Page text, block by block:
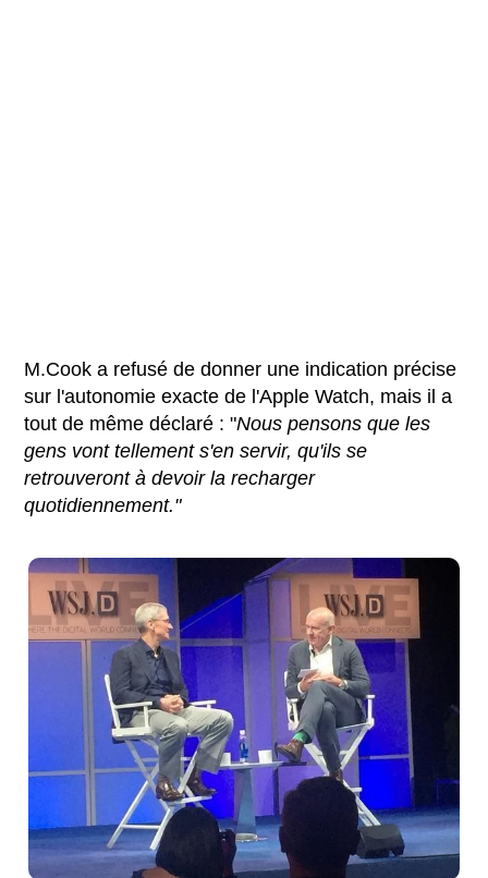
M.Cook a refusé de donner une indication précise
sur l'autonomie exacte de l'Apple Watch, mais il a
tout de même déclaré : "Nous pensons que les
gens vont tellement s'en servir, qu'ils se
retrouveront à devoir la recharger
quotidiennement."